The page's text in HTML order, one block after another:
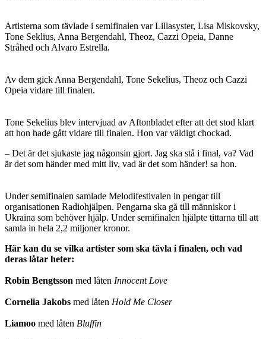
Artisterna som tävlade i semifinalen var Lillasyster, Lisa Miskovsky,
Tone Seklius, Anna Bergendahl, Theoz, Cazzi Opeia, Danne
Stråhed och Alvaro Estrella.
Av dem gick Anna Bergendahl, Tone Sekelius, Theoz och Cazzi
Opeia vidare till finalen.
Tone Sekelius blev intervjuad av Aftonbladet efter att det stod klart
att hon hade gått vidare till finalen. Hon var väldigt chockad.
– Det är det sjukaste jag någonsin gjort. Jag ska stå i final, va? Vad
är det som händer med mitt liv, vad är det som händer! sa hon.
Under semifinalen samlade Melodifestivalen in pengar till
organisationen Radiohjälpen. Pengarna ska gå till människor i
Ukraina som behöver hjälp. Under semifinalen hjälpte tittarna till att
samla in hela 2,2 miljoner kronor.
Här kan du se vilka artister som ska tävla i finalen, och vad
deras låtar heter:
Robin Bengtsson med låten Innocent Love
Cornelia Jakobs med låten Hold Me Closer
Liamoo med låten Bluffin